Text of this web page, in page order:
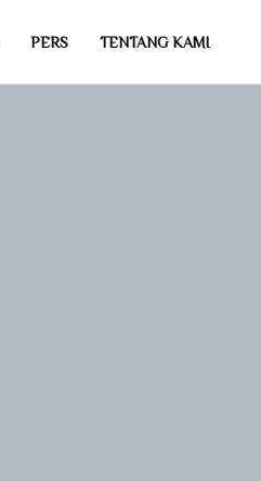
PERS TENTANG KAMI